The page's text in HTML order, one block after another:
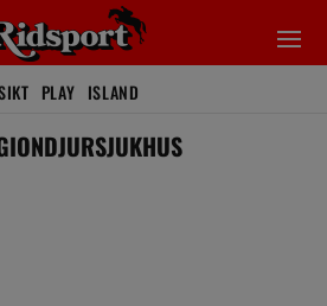
PLAY ISLAND